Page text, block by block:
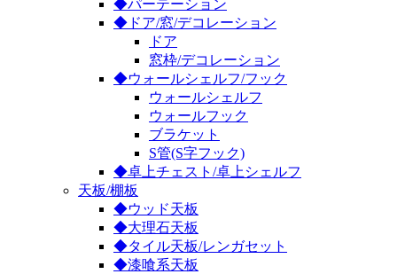
◆パーテーション
◆ドア/窓/デコレーション
ドア
窓枠/デコレーション
◆ウォールシェルフ/フック
ウォールシェルフ
ウォールフック
ブラケット
S管(S字フック)
◆卓上チェスト/卓上シェルフ
天板/棚板
◆ウッド天板
◆大理石天板
◆タイル天板/レンガセット
◆漆喰系天板